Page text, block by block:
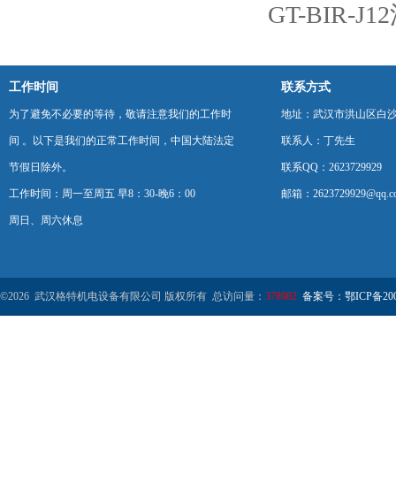
GT-BIR-
工作时间
为了避免不必要的等待，敬请注意我们的工作时
间 。以下是我们的正常工作时间，中国大陆法定
节假日除外。
工作时间：周一至周五 早8：30-晚6：00
周日、周六休息
联系方式
地址：武汉市洪山区白
联系人：丁先生
联系QQ：2623729929
邮箱：
©2026 武汉格特机电设备有限公司 版权所有 总访问量： 378982 备案号：鄂ICP备